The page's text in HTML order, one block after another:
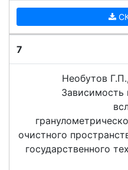
7
Необутов
Зависимость
очистного
государственного